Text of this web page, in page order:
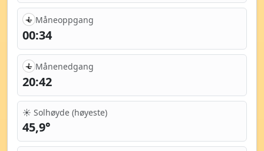
Måneoppgang
00:34
Månenedgang
20:42
☀️ Solhøyde (høyeste)
45,9°